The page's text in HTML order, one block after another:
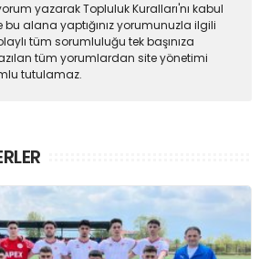
yazarak Topluluk Kuralları'nı kabul
alana yaptığınız yorumunuzla ilgili
tüm sorumluluğu tek başınıza
tüm yorumlardan site yönetimi
tutulamaz.